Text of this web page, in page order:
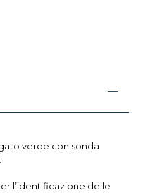
verde con sonda
l’identificazione delle